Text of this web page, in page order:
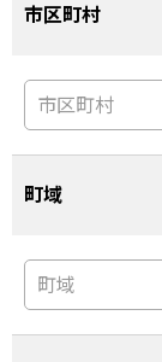
市区町村
町域